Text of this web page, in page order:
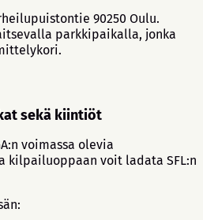
90250 Oulu.
parkkipaikalla, jonka
sekä kiintiöt
voimassa olevia
kilpailuoppaan voit ladata SFL:n